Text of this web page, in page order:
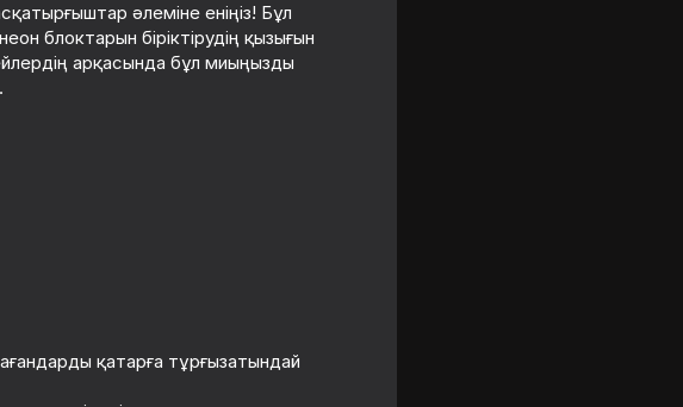
әлеміне еніңіз! Бұл
блоктарын біріктірудің қызығын
арқасында бұл миыңызды
қатарға тұрғызатындай